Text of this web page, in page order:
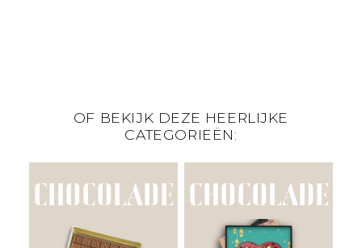
OF BEKIJK DEZE HEERLIJKE
CATEGORIEËN:
CHOCOLADE CHOCOLADE